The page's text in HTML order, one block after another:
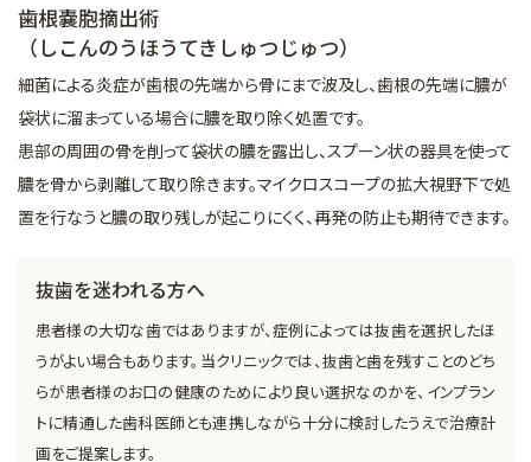
歯根嚢胞摘出術
（しこんのうほうてきしゅつじゅつ）
細菌による炎症が歯根の先端から骨にまで波及し、歯根の先端に膿が
袋状に溜まっている場合に膿を取り除く処置です。
患部の周囲の骨を削って袋状の膿を露出し、スプーン状の器具を使って
膿を骨から剥離して取り除きます。マイクロスコープの拡大視野下で処
置を行なうと膿の取り残しが起こりにくく、再発の防止も期待できます。
抜歯を迷われる方へ
患者様の大切な歯ではありますが、症例によっては抜歯を選択したほ
うがよい場合もあります。当クリニックでは、抜歯と歯を残すことのどち
らが患者様のお口の健康のためにより良い選択なのかを、インプラン
トに精通した歯科医師とも連携しながら十分に検討したうえで治療計
画をご提案します。